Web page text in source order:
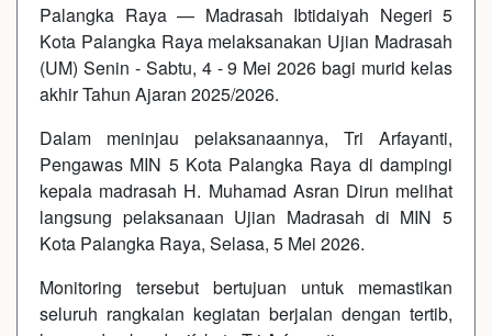
Palangka Raya — Madrasah Ibtidaiyah Negeri 5
Kota Palangka Raya melaksanakan Ujian Madrasah
(UM) Senin - Sabtu, 4 - 9 Mei 2026 bagi murid kelas
akhir Tahun Ajaran 2025/2026.
Dalam meninjau pelaksanaannya, Tri Arfayanti,
Pengawas MIN 5 Kota Palangka Raya di dampingi
kepala madrasah H. Muhamad Asran Dirun melihat
langsung pelaksanaan Ujian Madrasah di MIN 5
Kota Palangka Raya, Selasa, 5 Mei 2026.
Monitoring tersebut bertujuan untuk memastikan
seluruh rangkaian kegiatan berjalan dengan tertib,